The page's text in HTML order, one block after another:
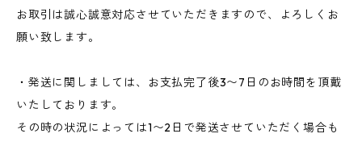
お取引は誠心誠意対応させていただきますので、よろしくお
願い致します。
・発送に関しましては、お支払完了後3〜7日のお時間を頂戴
いたしております。
その時の状況によっては1〜2日で発送させていただく場合も